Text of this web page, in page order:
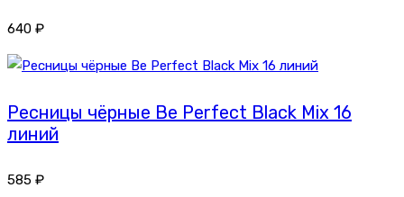
640 ₽
Ресницы чёрные Be Perfect Black Mix 16
линий
585 ₽